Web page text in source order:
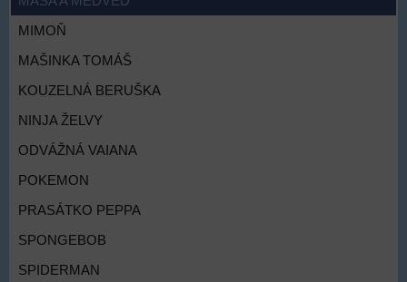
MIMOŇ
MAŠINKA TOMÁŠ
KOUZELNÁ BERUŠKA
NINJA ŽELVY
ODVÁŽNÁ VAIANA
POKEMON
PRASÁTKO PEPPA
SPONGEBOB
SPIDERMAN